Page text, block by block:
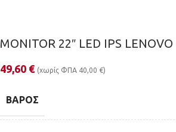
MONITOR 22″ LED IPS
49,60 € (χωρίς ΦΠΑ 40,00 €)
ΒΆΡΟΣ